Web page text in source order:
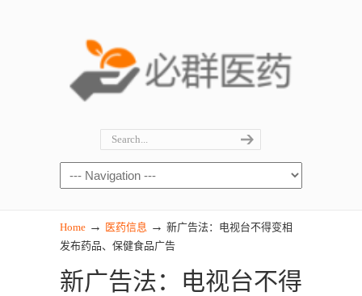
Home → 医药信息 → 新广告法：电视台不得变相
发布药品、保健食品广告
新广告法：电视台不得